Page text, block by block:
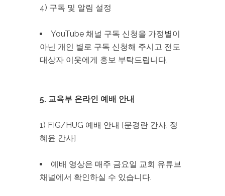
4) 구독 및 알림 설정
YouTube 채널 구독 신청을 가정별이
아닌 개인 별로 구독 신청해 주시고 전도
대상자 이웃에게 홍보 부탁드립니다.
5. 교육부 온라인 예배 안내
1) FIG/HUG 예배 안내 [문경란 간사, 정
혜윤 간사]
예배 영상은 매주 금요일 교회 유튜브
채널에서 확인하실 수 있습니다.